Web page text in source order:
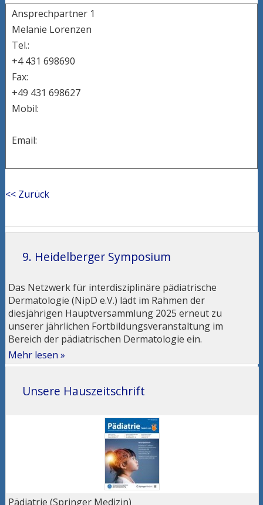
Ansprechpartner 1
Melanie Lorenzen
Tel.:
+4 431 698690
Fax:
+49 431 698627
Mobil:
Email:
<< Zurück
9. Heidelberger Symposium
Das Netzwerk für interdisziplinäre pädiatrische
Dermatologie (NipD e.V.) lädt im Rahmen der
diesjährigen Hauptversammlung 2025 erneut zu
unserer jährlichen Fortbildungsveranstaltung im
Bereich der pädiatrischen Dermatologie ein.
Mehr lesen »
Unsere Hauszeitschrift
Pädiatrie (Springer Medizin)